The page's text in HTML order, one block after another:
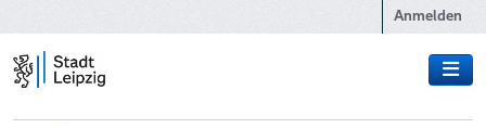
Anmelden